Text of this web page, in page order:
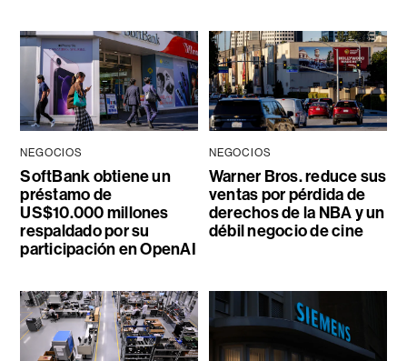
NEGOCIOS
SoftBank obtiene un
préstamo de
US$10.000 millones
respaldado por su
participación en OpenAI
NEGOCIOS
Warner Bros. reduce sus
ventas por pérdida de
derechos de la NBA y un
débil negocio de cine